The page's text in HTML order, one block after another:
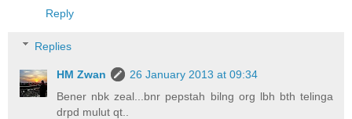
Reply
Replies
HM Zwan
26 January 2013 at 09:34
Bener nbk zeal...bnr pepstah bilng org lbh bth telinga
drpd mulut qt..